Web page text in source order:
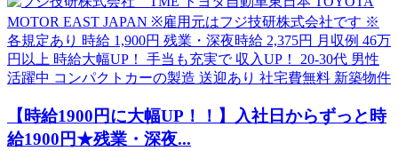
【時給1900円に大幅UP！！】入社日からずっと時
給1900円★残業・深夜...